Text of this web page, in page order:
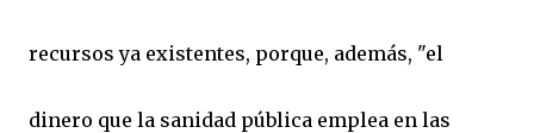
recursos ya existentes, porque, además, "el
dinero que la sanidad pública emplea en las